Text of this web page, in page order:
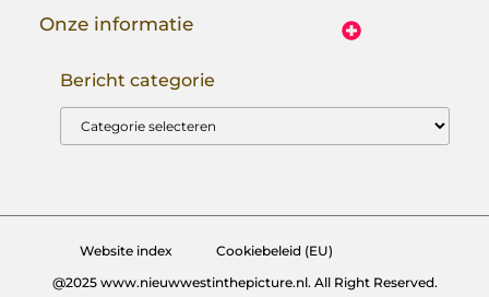
Onze informatie
Bericht categorie
Website index
Cookiebeleid (EU)
@2025 www.nieuwwestinthepicture.nl. All Right Reserved.